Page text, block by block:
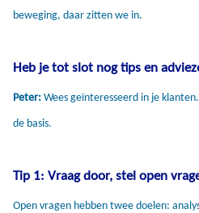
beweging, daar zitten we in.
Heb je tot slot nog tips en
Peter:Wees geïnteresseerd in je
de basis.
Tip 1: Vraag door, stel open
Open vragen hebben twee doelen: